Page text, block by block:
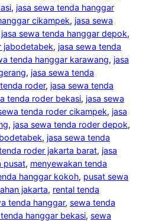
, jasa sewa tenda hanggar
cikampek, jasa sewa
jasa sewa tenda hanggar depok
jabodetabek, jasa sewa tenda
tenda hanggar karawang, jasa
, jasa sewa tenda
roder, jasa sewa tenda
tenda roder bekasi, jasa sewa
tenda roder cikampek, jasa
, jasa sewa tenda roder depok
, jasa sewa tenda
roder jakarta barat, jasa
pusat, menyewakan tenda
hanggar kokoh, pusat sewa
jakarta, rental tenda
tenda hanggar, sewa tenda
hanggar bekasi, sewa